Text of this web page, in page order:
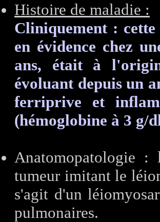
Histoire de maladie :
Cliniquement :
en évidence chez
ans, était à
évoluant depuis un
ferriprive et
(hémoglobine à 3 g/
Anatomopatologie :
tumeur imitant le
s'agit d'un
pulmonaires.